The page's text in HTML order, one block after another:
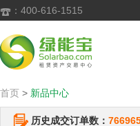
 ：400-616-1515
首页 > 新品中心
历史成交订单数：